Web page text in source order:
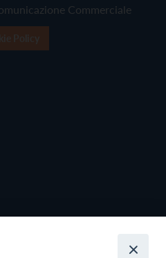
Commerciale